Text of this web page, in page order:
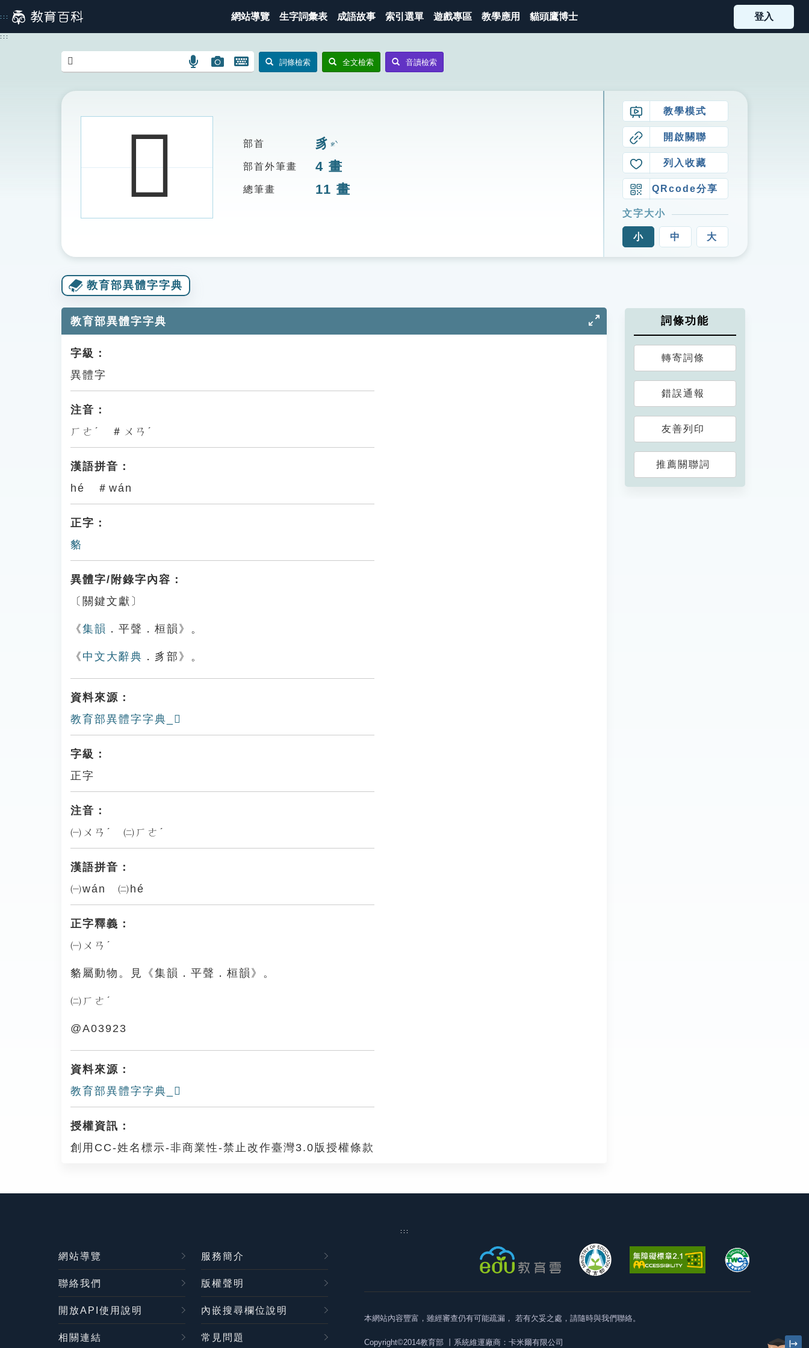
到
主
::: 網站導覽 生字詞彙表 成語故事 索引選單 遊戲專區 教學應用 貓頭鷹博士 登入
:::
語
搜
圖
圖
搜
開
鍵
詞條檢索 全文檢索 音讀檢索
𧲦 部首 豸 ㄓˋ
部首外筆畫 4 畫
總筆畫 11 畫
教學模式
開啟關聯
列入收藏
QRcode分享
文字大小
小 中 大
教育部異體字字典
教育部異體字字典
字級：
異體字
注音：
ㄏㄜˊ ＃ㄨㄢˊ
漢語拼音：
hé ＃wán
正字：
貉
異體字/附錄字內容：
〔關鍵文獻〕
《集韻 ．平聲．桓韻》。
《 中文大辭典 ．豸部》。
資料來源：
教育部異體字字典_𧲦
字級：
正字
注音：
㈠ㄨㄢˊ ㈡ㄏㄜˊ
漢語拼音：
㈠wán ㈡hé
正字釋義：
㈠ㄨㄢˊ
貉屬動物。見《集韻．平聲．桓韻》。
㈡ㄏㄜˊ
@A03923
資料來源：
教育部異體字字典_𧲦
授權資訊：
創用CC-姓名標示-非商業性-禁止改作臺灣3.0版授權條款
詞條功能
轉寄詞條
錯誤通報
友善列印
推薦關聯詞
:::
網站導覽 服務簡介
聯絡我們 版權聲明
開放API使用說明 內嵌搜尋欄位說明
相關連結 常見問題
本網站內容豐富，雖經審查仍有可能疏漏， 若有欠妥之處，請隨時與我們聯絡。
Copyright©2014教育部 丨系統維運廠商：卡米爾有限公司